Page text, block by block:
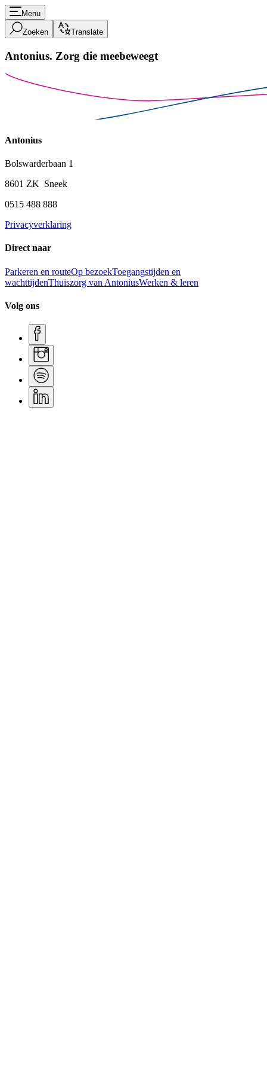
Menu
Zoeken Translate
Antonius. Zorg die meebeweegt
Antonius
Bolswarderbaan 1
8601 ZK Sneek
0515 488 888
Privacyverklaring
Direct naar
Parkeren en routeOp bezoekToegangstijden en
wachttijdenThuiszorg van AntoniusWerken & leren
Volg ons